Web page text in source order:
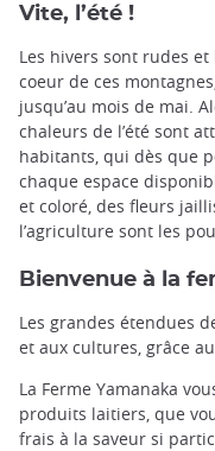
Vite, l’été !
Les hivers sont rudes
coeur de ces
jusqu’au mois de mai.
chaleurs de l’été sont
habitants, qui dès que
chaque espace
et coloré, des fleurs
l’agriculture sont les
Bienvenue à la
Les grandes étendues
et aux cultures, grâce
La Ferme Yamanaka
produits laitiers, que
frais à la saveur si